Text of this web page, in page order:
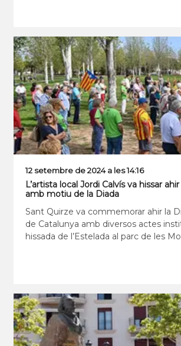
12 setembre de 2024 a les 14:16
L’artista local Jordi Calvís va hissar ahir
amb motiu de la Diada
Sant Quirze va commemorar ahir la
de Catalunya amb diversos actes
hissada de l’Estelada al parc de les
mà de l’artista local Jordi Calvís, va